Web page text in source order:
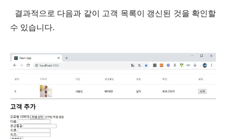
결과적으로 다음과 같이 고객 목록이 갱신된 것을 확인할
수 있습니다.